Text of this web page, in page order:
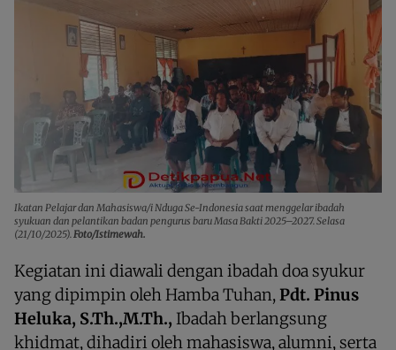
Ikatan Pelajar dan Mahasiswa/i Nduga Se-Indonesia saat menggelar ibadah
syukuan dan pelantikan badan pengurus baru Masa Bakti 2025–2027. Selasa
(21/10/2025). Foto/Istimewah.
Kegiatan ini diawali dengan ibadah doa syukur
yang dipimpin oleh Hamba Tuhan,Pdt. Pinus
Heluka, S.Th.,M.Th., Ibadah berlangsung
khidmat, dihadiri oleh mahasiswa, alumni, serta